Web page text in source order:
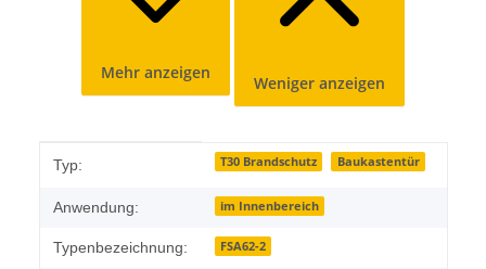
Mehr anzeigen
Weniger anzeigen
Produkteigenschaft
Wert
Typ: T30 Brandschutz Baukastentür
Anwendung: im Innenbereich
Typenbezeichnung: FSA62-2